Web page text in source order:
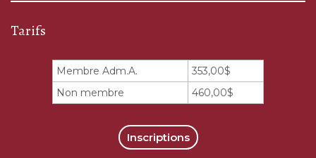
Tarifs
Membre Adm.A.
353,00$
Non membre
460,00$
Inscriptions